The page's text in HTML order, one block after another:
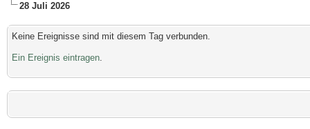
28 Juli 2026
Keine Ereignisse sind mit diesem Tag verbunden.
Ein Ereignis eintragen